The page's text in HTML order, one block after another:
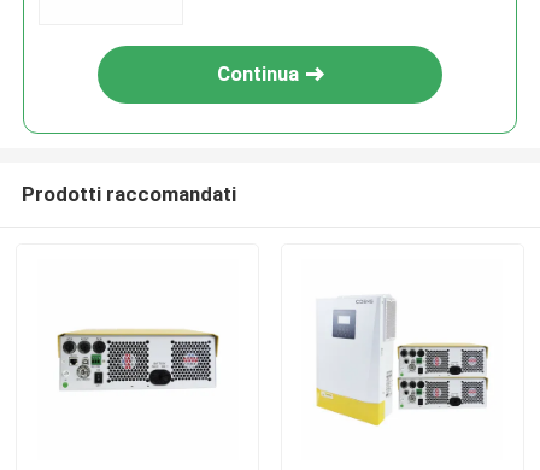
Continua
Prodotti raccomandati